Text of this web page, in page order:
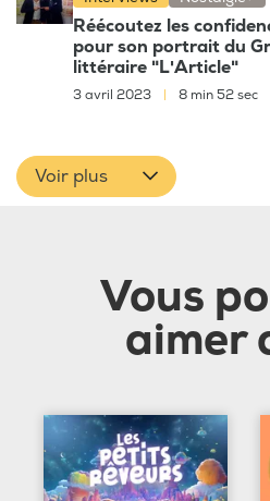
Réécoutez les
pour son portrait du
littéraire "L'Article"
3 avril 2023 | 8 min 52 sec
Voir plus
Vous
aimer